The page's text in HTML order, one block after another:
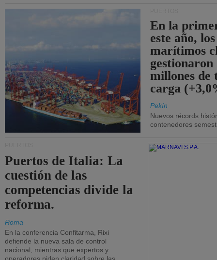
En la
este año,
marítimos
gestionaron
millones de
carga
Pekín
Nuevos récords
contenedores
Puertos de Italia: La
cuestión de las
competencias divide la
reforma.
Roma
En la conferencia Confitarma, Rixi
defiende la nueva sala de control
nacional, mientras que expertos y